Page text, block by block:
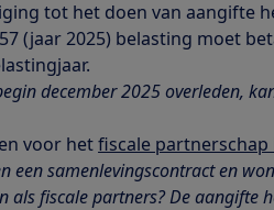
tot het doen van aangifte
(jaar 2025) belasting moet
december 2025 overleden,
voor hetfiscale partnerschap
een samenlevingscontract en
als fiscale partners? De aangifte